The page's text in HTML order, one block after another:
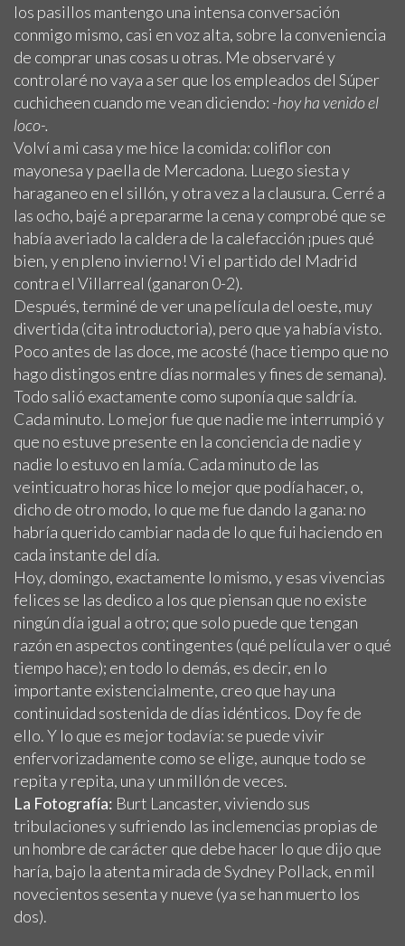
los pasillos mantengo una intensa conversación
conmigo mismo, casi en voz alta, sobre la conveniencia
de comprar unas cosas u otras. Me observaré y
controlaré no vaya a ser que los empleados del Súper
cuchicheen cuando me vean diciendo: -hoy ha venido el
loco-.
Volví a mi casa y me hice la comida: coliflor con
mayonesa y paella de Mercadona. Luego siesta y
haraganeo en el sillón, y otra vez a la clausura. Cerré a
las ocho, bajé a prepararme la cena y comprobé que se
había averiado la caldera de la calefacción ¡pues qué
bien, y en pleno invierno! Vi el partido del Madrid
contra el Villarreal (ganaron 0-2).
Después, terminé de ver una película del oeste, muy
divertida (cita introductoria), pero que ya había visto.
Poco antes de las doce, me acosté (hace tiempo que no
hago distingos entre días normales y fines de semana).
Todo salió exactamente como suponía que saldría.
Cada minuto. Lo mejor fue que nadie me interrumpió y
que no estuve presente en la conciencia de nadie y
nadie lo estuvo en la mía. Cada minuto de las
veinticuatro horas hice lo mejor que podía hacer, o,
dicho de otro modo, lo que me fue dando la gana: no
habría querido cambiar nada de lo que fui haciendo en
cada instante del día.
Hoy, domingo, exactamente lo mismo, y esas vivencias
felices se las dedico a los que piensan que no existe
ningún día igual a otro; que solo puede que tengan
razón en aspectos contingentes (qué película ver o qué
tiempo hace); en todo lo demás, es decir, en lo
importante existencialmente, creo que hay una
continuidad sostenida de días idénticos. Doy fe de
ello. Y lo que es mejor todavía: se puede vivir
enfervorizadamente como se elige, aunque todo se
repita y repita, una y un millón de veces.
La Fotografía: Burt Lancaster, viviendo sus
tribulaciones y sufriendo las inclemencias propias de
un hombre de carácter que debe hacer lo que dijo que
haría, bajo la atenta mirada de Sydney Pollack, en mil
novecientos sesenta y nueve (ya se han muerto los
dos).